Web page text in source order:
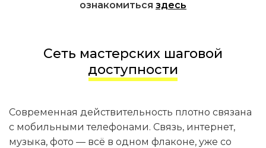
ознакомиться здесь
Сеть мастерских шаговой
доступности
Современная действительность плотно связана
с мобильными телефонами. Связь, интернет,
музыка, фото — всё в одном флаконе, уже со